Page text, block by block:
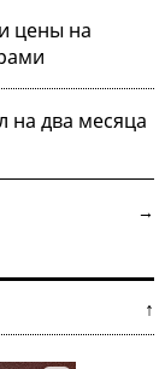
цены на
на два месяца
→
↑